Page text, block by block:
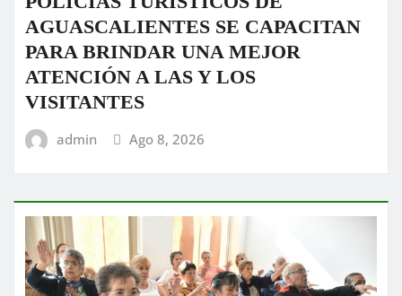
AGUASCALIENTES SE CAPACITAN
PARA BRINDAR UNA MEJOR
ATENCIÓN A LAS Y LOS
VISITANTES
admin Ago 8, 2026